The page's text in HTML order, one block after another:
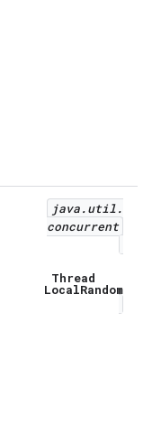
java.util.
concurrent
Thread
LocalRandom